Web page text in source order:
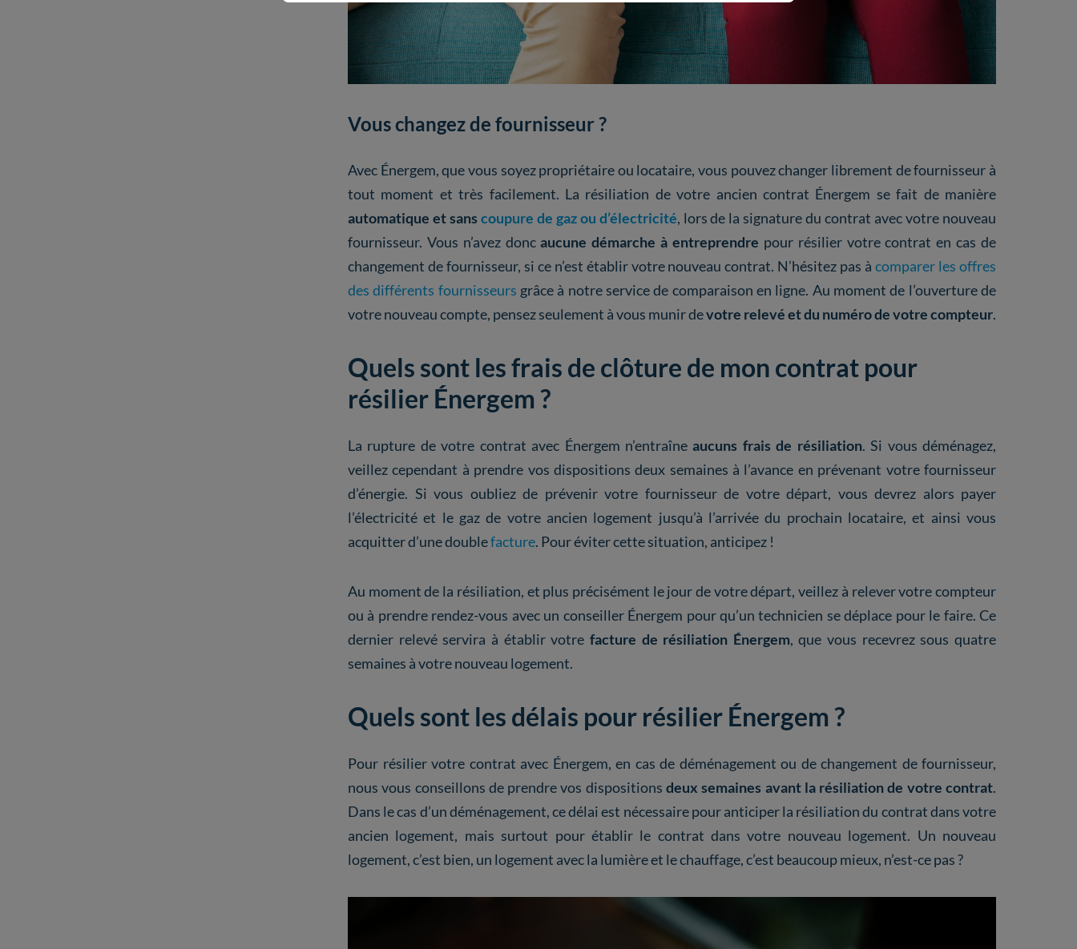
Vous changez de fournisseur ?
Avec Énergem, que vous soyez propriétaire ou locataire, vous pouvez changer librement de fournisseur à
tout moment et très facilement. La résiliation de votre ancien contrat Énergem se fait de manière
automatique et sans coupure de gaz ou d’électricité, lors de la signature du contrat avec votre nouveau
fournisseur. Vous n’avez doncaucune démarche à entreprendre pour résilier votre contrat en cas de
changement de fournisseur, si ce n’est établir votre nouveau contrat. N’hésitez pas àcomparer les offres
des différents fournisseurs grâce à notre service de comparaison en ligne. Au moment de l’ouverture de
votre nouveau compte, pensez seulement à vous munir devotre relevé et du numéro de votre compteur.
Quels sont les frais de clôture de mon contrat pour
résilier Énergem ?
La rupture de votre contrat avec Énergem n’entraîneaucuns frais de résiliation. Si vous déménagez,
veillez cependant à prendre vos dispositions deux semaines à l’avance en prévenant votre fournisseur
d’énergie. Si vous oubliez de prévenir votre fournisseur de votre départ, vous devrez alors payer
l’électricité et le gaz de votre ancien logement jusqu’à l’arrivée du prochain locataire, et ainsi vous
acquitter d’une doublefacture. Pour éviter cette situation, anticipez !
Au moment de la résiliation, et plus précisément le jour de votre départ, veillez à relever votre compteur
ou à prendre rendez-vous avec un conseiller Énergem pour qu’un technicien se déplace pour le faire. Ce
dernier relevé servira à établir votre facture de résiliation Énergem, que vous recevrez sous quatre
semaines à votre nouveau logement.
Quels sont les délais pour résilier Énergem ?
Pour résilier votre contrat avec Énergem, en cas de déménagement ou de changement de fournisseur,
nous vous conseillons de prendre vos dispositions deux semaines avant la résiliation de votre contrat.
Dans le cas d’un déménagement, ce délai est nécessaire pour anticiper la résiliation du contrat dans votre
ancien logement, mais surtout pour établir le contrat dans votre nouveau logement. Un nouveau
logement, c’est bien, un logement avec la lumière et le chauffage, c’est beaucoup mieux, n’est-ce pas ?